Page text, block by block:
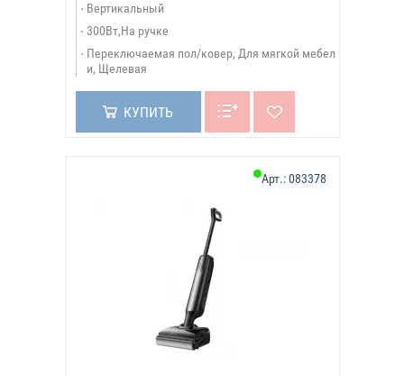
Вертикальный
300Вт,На ручке
Переключаемая пол/ковер, Для мягкой мебел
и, Щелевая
КУПИТЬ
Арт.:083378